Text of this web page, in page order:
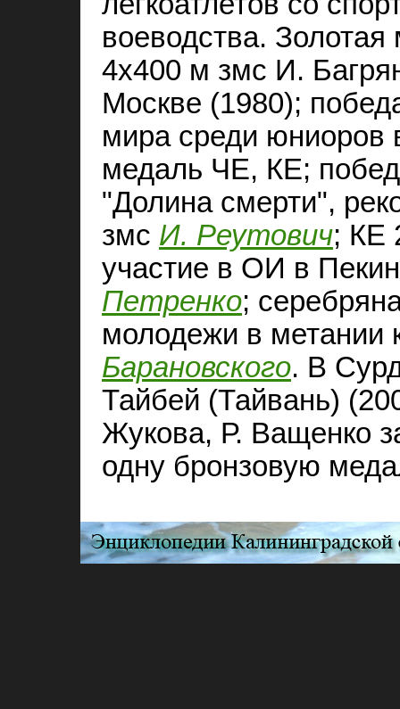
воеводства.
4х400 м змс И.
Москве (1980);
мира среди юниоров
медаль ЧЕ, КЕ;
"Долина смерти",
змс И. Реутович; КЕ
участие в ОИ в
Петренко;
молодежи в метании
Барановского. В
Тайбей (Тайвань)
Жукова, Р. Ващенко
одну бронзовую